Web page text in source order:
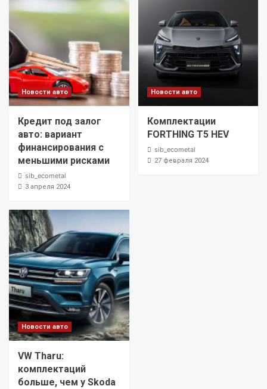
Новости авто
Кредит под залог
авто: вариант
финансирования с
меньшими рисками
sib_ecometal
3 апреля 2024
Новости авто
Комплектации
FORTHING T5 HEV
sib_ecometal
27 февраля 2024
Новости авто
VW Tharu:
комплектаций
больше, чем у Skoda